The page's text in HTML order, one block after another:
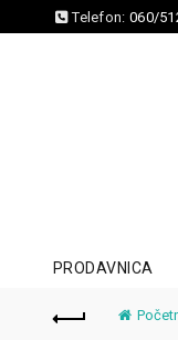
Telefon: 060/
PRODAVNICA